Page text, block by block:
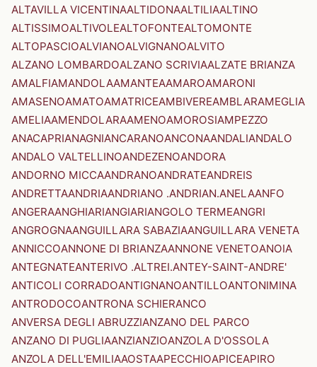
ALTAVILLA VICENTINAALTIDONAALTILIAALTINO
ALTISSIMOALTIVOLEALTOFONTEALTOMONTE
ALTOPASCIOALVIANOALVIGNANOALVITO
ALZANO LOMBARDOALZANO SCRIVIAALZATE BRIANZA
AMALFIAMANDOLAAMANTEAAMAROAMARONI
AMASENOAMATOAMATRICEAMBIVEREAMBLARAMEGLIA
AMELIAAMENDOLARAAMENOAMOROSIAMPEZZO
ANACAPRIANAGNIANCARANOANCONAANDALIANDALO
ANDALO VALTELLINOANDEZENOANDORA
ANDORNO MICCAANDRANOANDRATEANDREIS
ANDRETTAANDRIAANDRIANO .ANDRIAN.ANELAANFO
ANGERAANGHIARIANGIARIANGOLO TERMEANGRI
ANGROGNAANGUILLARA SABAZIAANGUILLARA VENETA
ANNICCOANNONE DI BRIANZAANNONE VENETOANOIA
ANTEGNATEANTERIVO .ALTREI.ANTEY-SAINT-ANDRE'
ANTICOLI CORRADOANTIGNANOANTILLOANTONIMINA
ANTRODOCOANTRONA SCHIERANCO
ANVERSA DEGLI ABRUZZIANZANO DEL PARCO
ANZANO DI PUGLIAANZIANZIOANZOLA D'OSSOLA
ANZOLA DELL'EMILIAAOSTAAPECCHIOAPICEAPIRO